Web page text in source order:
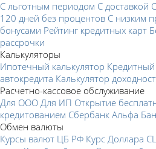
С льготным периодом С доставкой
120 дней без процентов С низким
бонусами Рейтинг кредитных карт
рассрочки
Калькуляторы
Ипотечный калькулятор Кредитный
автокредита Калькулятор
Расчетно-кассовое обслуживание
Для ООО Для ИП Открытие
кредитованием Сбербанк Альфа
Обмен валюты
Курсы валют ЦБ РФ Курс Доллара